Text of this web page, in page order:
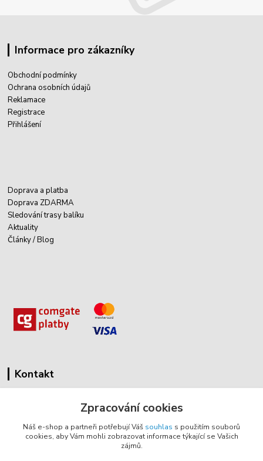
Informace pro zákazníky
Obchodní podmínky
Ochrana osobních údajů
Reklamace
Registrace
Přihlášení
Doprava a platba
Doprava ZDARMA
Sledování trasy balíku
Aktuality
Články / Blog
Kontakt
Zákostelí 83
783 44 Náměšť na Hané
Zpracování cookies
Náš e-shop a partneři potřebují Váš souhlas s použitím souborů
cookies, aby Vám mohli zobrazovat informace týkající se Vašich
zájmů.